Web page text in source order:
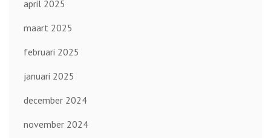
april 2025
maart 2025
februari 2025
januari 2025
december 2024
november 2024